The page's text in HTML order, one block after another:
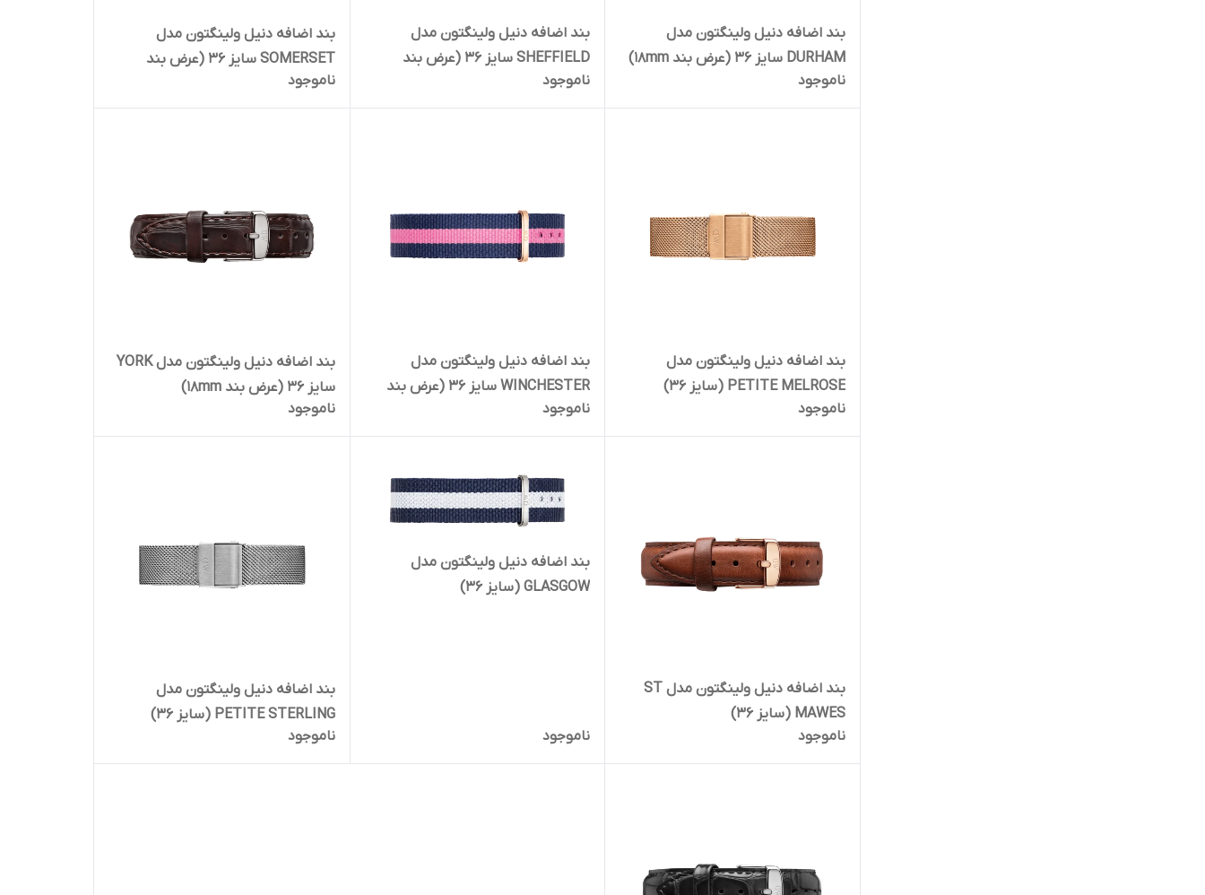
بند اضافه دنیل ولینگتون مدل
DURHAM سایز 36 (عرض بند ۱۸mm)
ناموجود
بند اضافه دنیل ولینگتون مدل
SHEFFIELD سایز 36 (عرض بند
۱۸mm)
ناموجود
بند اضافه دنیل ولینگتون مدل
SOMERSET سایز 36 (عرض بند
18mm)
ناموجود
بند اضافه دنیل ولینگتون مدل
PETITE MELROSE (سایز 36)
ناموجود
بند اضافه دنیل ولینگتون مدل
WINCHESTER سایز 36 (عرض بند
۱۸mm)
ناموجود
بند اضافه دنیل ولینگتون مدل YORK
سایز 36 (عرض بند ۱۸mm)
ناموجود
بند اضافه دنیل ولینگتون مدل ST
MAWES (سایز 36)
ناموجود
بند اضافه دنیل ولینگتون مدل
GLASGOW (سایز 36)
ناموجود
بند اضافه دنیل ولینگتون مدل
PETITE STERLING (سایز 36)
ناموجود